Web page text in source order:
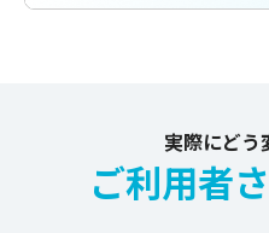
実際にどう
ご利用者